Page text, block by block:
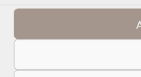
Bari:
giustizia